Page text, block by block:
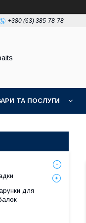
+380 (63) 385-78-78
ТА ПОСЛУГИ
для